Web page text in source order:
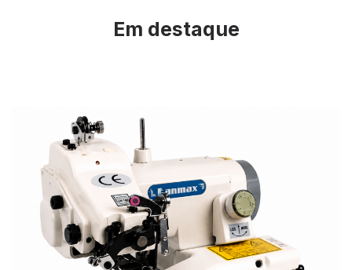
Em destaque